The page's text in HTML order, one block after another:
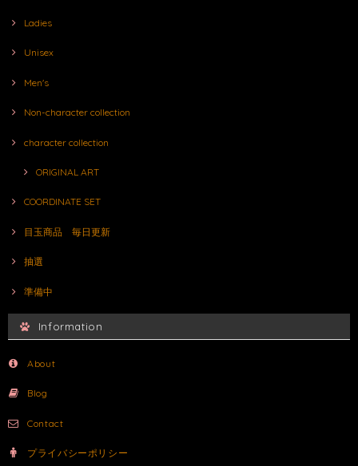
Ladies
Unisex
Men's
Non-character collection
character collection
ORIGINAL ART
COORDINATE SET
目玉商品 毎日更新
抽選
準備中
Information
About
Blog
Contact
プライバシーポリシー